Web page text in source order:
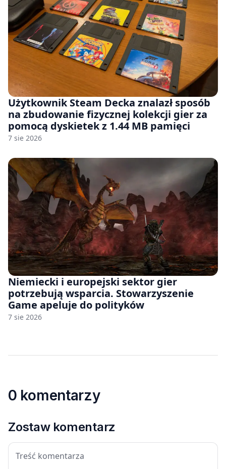
Użytkownik Steam Decka znalazł sposób
na zbudowanie fizycznej kolekcji gier za
pomocą dyskietek z 1.44 MB pamięci
7 sie 2026
Niemiecki i europejski sektor gier
potrzebują wsparcia. Stowarzyszenie
Game apeluje do polityków
7 sie 2026
0 komentarzy
Zostaw komentarz